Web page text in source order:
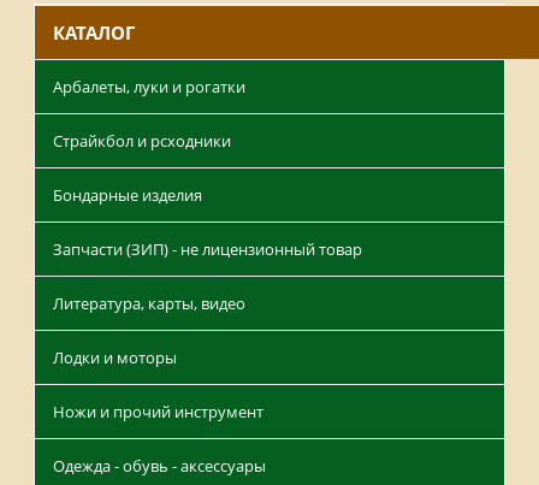
КАТАЛОГ
Арбалеты, луки и рогатки
Страйкбол и рсходники
Бондарные изделия
Запчасти (ЗИП) - не лицензионный товар
Литература, карты, видео
Лодки и моторы
Ножи и прочий инструмент
Одежда - обувь - аксессуары